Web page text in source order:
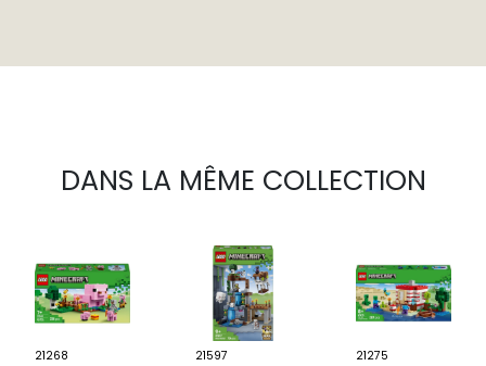
DANS LA MÊME COLLECTION
21268 21597 21275